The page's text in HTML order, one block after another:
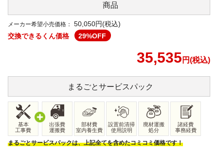
商品
メーカー希望小売価格：
50,050円(税込)
交換できるくん価格
29%OFF
35,535 円(税込)
まるごとサービスパック
基本
工事費
出張費
運搬費
部材費
室内養生費
設置前清掃
使用説明
廃材運搬
処分
諸経費
事務経費
まるごとサービスパックは、上記全てを含めたコミコミ価格です！